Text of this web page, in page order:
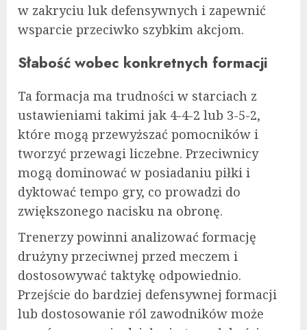
w zakryciu luk defensywnych i zapewnić
wsparcie przeciwko szybkim akcjom.
Słabość wobec konkretnych formacji
Ta formacja ma trudności w starciach z
ustawieniami takimi jak 4-4-2 lub 3-5-2,
które mogą przewyższać pomocników i
tworzyć przewagi liczebne. Przeciwnicy
mogą dominować w posiadaniu piłki i
dyktować tempo gry, co prowadzi do
zwiększonego nacisku na obronę.
Trenerzy powinni analizować formację
drużyny przeciwnej przed meczem i
dostosowywać taktykę odpowiednio.
Przejście do bardziej defensywnej formacji
lub dostosowanie ról zawodników może